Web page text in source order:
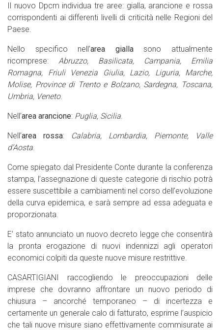
Il nuovo Dpcm individua tre aree: gialla, arancione e rossa
corrispondenti ai differenti livelli di criticità nelle Regioni del
Paese.
Nello specifico nell’area gialla
sono attualmente
ricomprese: Abruzzo, Basilicata, Campania, Emilia
Romagna, Friuli Venezia Giulia, Lazio, Liguria, Marche,
Molise, Province di Trento e Bolzano, Sardegna, Toscana,
Umbria, Veneto.
Nell’area arancione: Puglia, Sicilia
Nell’area rossa:
Calabria, Lombardia, Piemonte, Valle
d’Aosta
Come spiegato dal Presidente Conte durante la conferenza
stampa, l’assegnazione di queste categorie di rischio potrà
essere suscettibile a cambiamenti nel corso dell’evoluzione
della curva epidemica, e sarà sempre ad essa adeguata e
proporzionata.
E’ stato annunciato un nuovo decreto legge che consentirà
la pronta erogazione di nuovi indennizzi agli operatori
economici colpiti da queste nuove misure restrittive.
CASARTIGIANI raccogliendo le preoccupazioni delle
imprese che dovranno affrontare un nuovo periodo di
chiusura – ancorché temporaneo – di incertezza e
certamente un generale calo di fatturato, esprime l’auspicio
che tali nuove misure siano effettivamente commisurate ai